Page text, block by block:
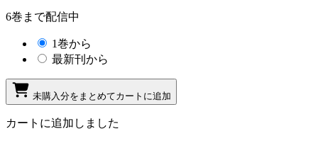
6巻まで配信中
1巻から
最新刊から
未購入分をまとめてカートに追加
カートに追加しました